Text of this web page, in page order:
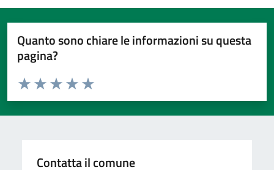
Quanto sono chiare le informazioni su questa
pagina?
Valuta da 1 a 5 stelle la pagina
Valuta 5 stelle su 5
Valuta 4 stelle su 5
Valuta 3 stelle su 5
Valuta 2 stelle su 5
Valuta 1 stelle su 5
Contatta il comune